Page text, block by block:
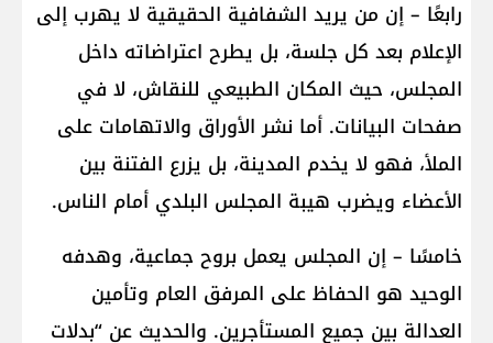
رابعًا – إن من يريد الشفافية الحقيقية لا يهرب إلى
الإعلام بعد كل جلسة، بل يطرح اعتراضاته داخل
المجلس، حيث المكان الطبيعي للنقاش، لا في
صفحات البيانات. أما نشر الأوراق والاتهامات على
الملأ، فهو لا يخدم المدينة، بل يزرع الفتنة بين
الأعضاء ويضرب هيبة المجلس البلدي أمام الناس.
خامسًا – إن المجلس يعمل بروح جماعية، وهدفه
الوحيد هو الحفاظ على المرفق العام وتأمين
العدالة بين جميع المستأجرين. والحديث عن “بدلات